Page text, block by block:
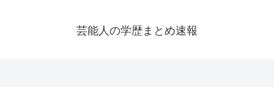
芸能人の学歴まとめ速報